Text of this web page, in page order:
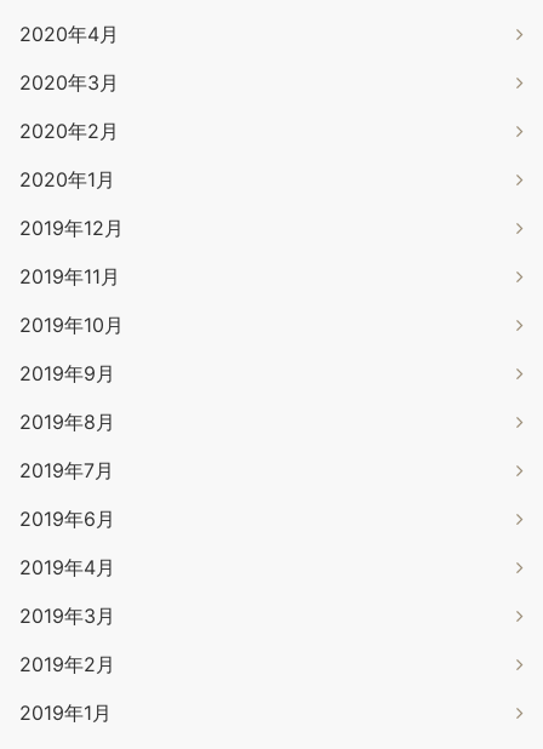
2020年4月
2020年3月
2020年2月
2020年1月
2019年12月
2019年11月
2019年10月
2019年9月
2019年8月
2019年7月
2019年6月
2019年4月
2019年3月
2019年2月
2019年1月